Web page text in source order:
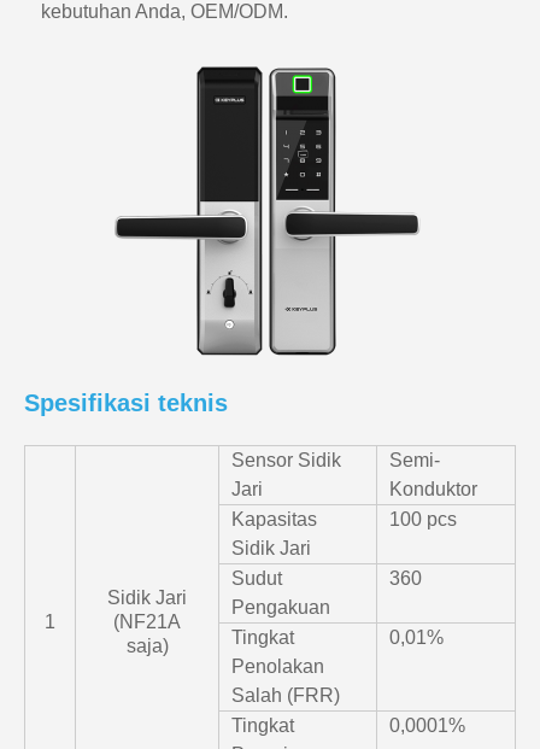
kebutuhan Anda, OEM/ODM.
Spesifikasi teknis
1
Sidik Jari
(NF21A
saja)
Sensor Sidik
Jari
Semi-
Konduktor
Kapasitas
Sidik Jari
100 pcs
Sudut
Pengakuan
360
Tingkat
Penolakan
Salah (FRR)
0,01%
Tingkat
0,0001%